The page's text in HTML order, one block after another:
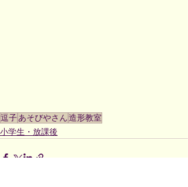
逗子あそびやさん造形教室
小学生・放課後